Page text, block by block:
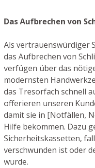
Das Aufbrechen von
Als vertrauenswürdiger
das Aufbrechen von
verfügen über das
modernsten
das Tresorfach schnell
offerieren unseren
damit sie in [Notfällen,
Hilfe bekommen. Dazu
Sicherheitskassetten,
verschwunden ist oder
wurde.